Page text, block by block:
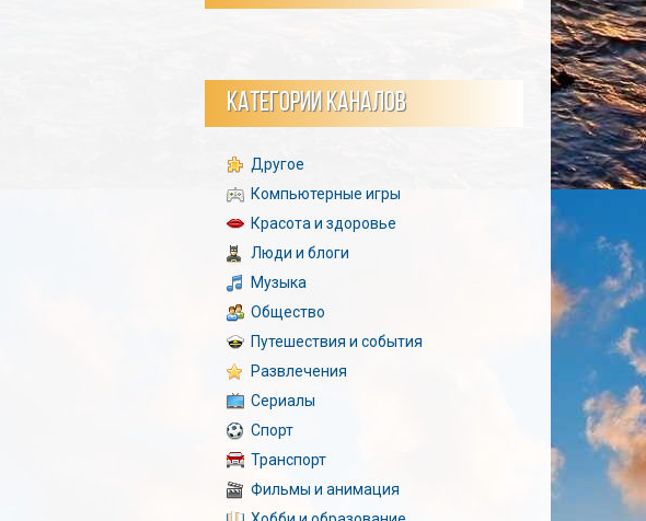
КАТЕГОРИИ КАНАЛОВ
Другое
Компьютерные игры
Красота и здоровье
Люди и блоги
Музыка
Общество
Путешествия и события
Развлечения
Сериалы
Спорт
Транспорт
Фильмы и анимация